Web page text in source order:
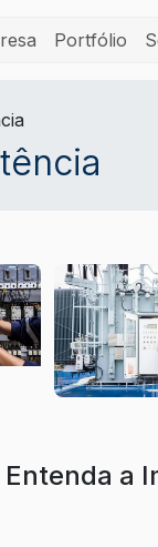
Portfólio
Entenda a